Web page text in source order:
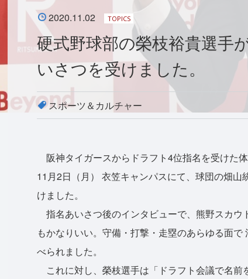
2020.11.02 TOPICS
硬式野球部の榮枝裕貴選手
いさつを受けました。
スポーツ＆カルチャー
阪神タイガースからドラフト4位指名を受けた
11月2日（月） 衣笠キャンパスにて、球団の畑
けました。
指名あいさつ後のインタビューで、熊野スカ
もかなりいい。守備・打撃・走塁のあらゆる面
べられました。
これに対し、榮枝選手は「ドラフト会議で名前